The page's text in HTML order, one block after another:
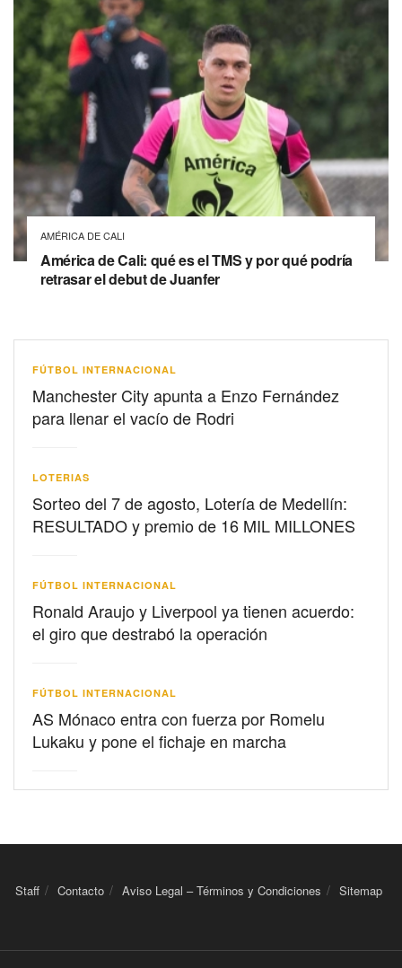
AMÉRICA DE CALI
América de Cali: qué es el TMS y por qué podría
retrasar el debut de Juanfer
FÚTBOL INTERNACIONAL
Manchester City apunta a Enzo Fernández
para llenar el vacío de Rodri
LOTERIAS
Sorteo del 7 de agosto, Lotería de Medellín:
RESULTADO y premio de 16 MIL MILLONES
FÚTBOL INTERNACIONAL
Ronald Araujo y Liverpool ya tienen acuerdo:
el giro que destrabó la operación
FÚTBOL INTERNACIONAL
AS Mónaco entra con fuerza por Romelu
Lukaku y pone el fichaje en marcha
Staff Contacto Aviso Legal – Términos y Condiciones Sitemap